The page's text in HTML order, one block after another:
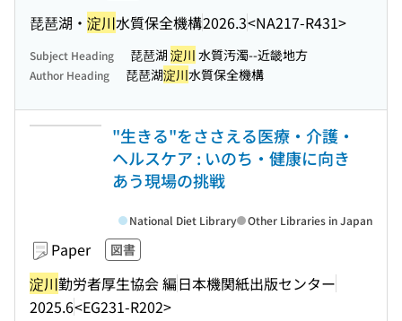
琵琶湖・ 淀川水質保全機構2026.3<NA217-R431>
Subject Heading 琵琶湖 淀川 水質汚濁--近畿地方
Author Heading 琵琶湖淀川水質保全機構
"生きる"をささえる医療・介護・
ヘルスケア : いのち・健康に向き
あう現場の挑戦
Paper 図書
淀川勤労者厚生協会 編日本機関紙出版センター
2025.6<EG231-R202>
National Diet Library Other Libraries in Japan